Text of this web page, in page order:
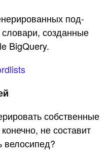
под­
сло­вари, соз­данные
BigQuery.
собс­твен­ные
не сос­тавит
велоси­пед?